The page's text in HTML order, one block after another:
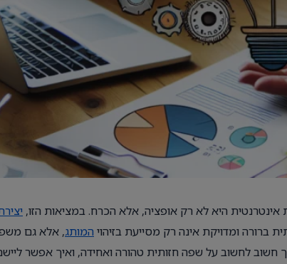
אינטרנטית היא לא רק אופציה, אלא הכרח. במציאות הזו,
ברורה ומדויקת אינה רק מסייעת בזיהוי המותג, אלא גם
חשוב לחשוב על שפה חזותית טהורה ואחידה, ואיך אפשר